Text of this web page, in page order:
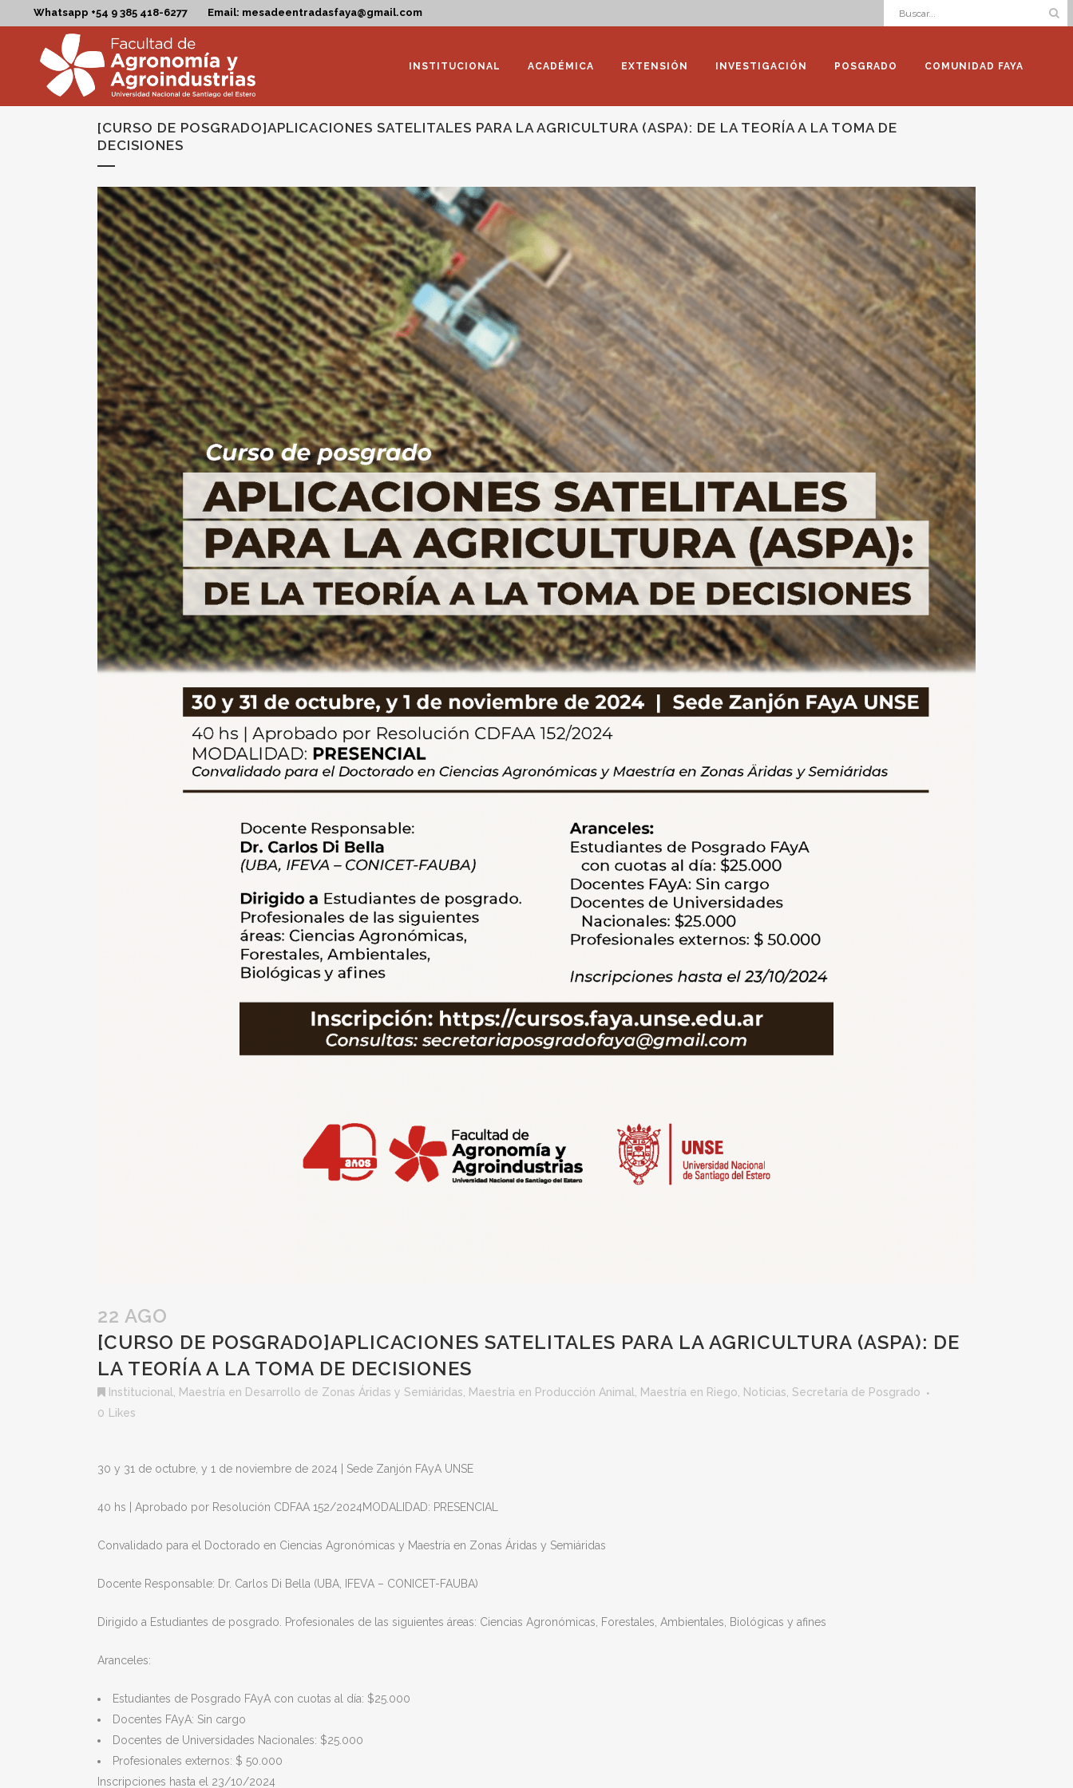
Email: mesadeentradasfaya@gmail.com
Whatsapp +54 9 385 418-6277
INSTITUCIONAL ACADÉMICA EXTENSIÓN INVESTIGACIÓN POSGRADO COMUNIDAD FAYA
[CURSO DE POSGRADO]APLICACIONES SATELITALES PARA LA AGRICULTURA (ASPA): DE LA TEORÍA A LA TOMA DE
DECISIONES
22 AGO
[CURSO DE POSGRADO]APLICACIONES SATELITALES PARA LA AGRICULTURA (ASPA): DE
LA TEORÍA A LA TOMA DE DECISIONES
Institucional, Maestría en Desarrollo de Zonas Áridas y Semiáridas, Maestría en Producción Animal, Maestría en Riego, Noticias, Secretaría de Posgrado
0 Likes
30 y 31 de octubre, y 1 de noviembre de 2024 | Sede Zanjón FAyA UNSE
40 hs | Aprobado por Resolución CDFAA 152/2024MODALIDAD: PRESENCIAL
Convalidado para el Doctorado en Ciencias Agronómicas y Maestría en Zonas Áridas y Semiáridas
Docente Responsable: Dr. Carlos Di Bella (UBA, IFEVA – CONICET-FAUBA)
Dirigido a Estudiantes de posgrado. Profesionales de las siguientes áreas: Ciencias Agronómicas, Forestales, Ambientales, Biológicas y afines
Aranceles:
Estudiantes de Posgrado FAyA con cuotas al día: $25.000
Docentes FAyA: Sin cargo
Docentes de Universidades Nacionales: $25.000
Profesionales externos: $ 50.000
Inscripciones hasta el 23/10/2024